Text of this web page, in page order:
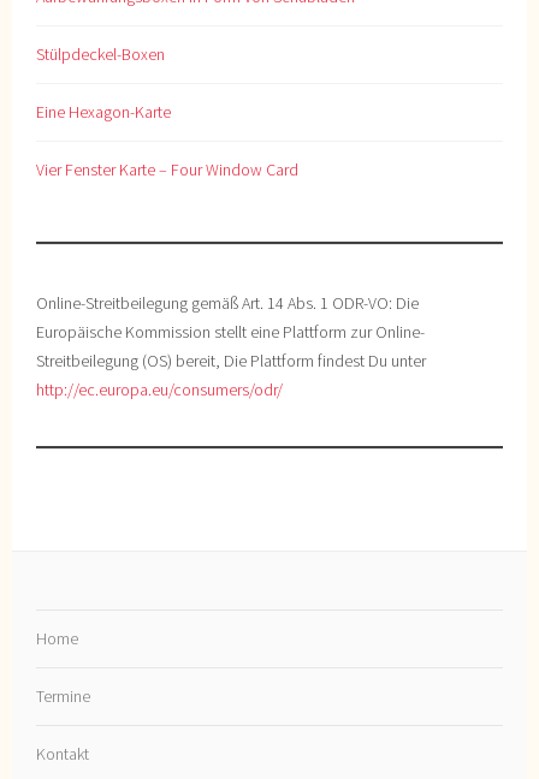
Stülpdeckel-Boxen
Eine Hexagon-Karte
Vier Fenster Karte – Four Window Card
Online-Streitbeilegung gemäß Art. 14 Abs. 1 ODR-VO: Die
Europäische Kommission stellt eine Plattform zur Online-
Streitbeilegung (OS) bereit, Die Plattform findest Du unter
http://ec.europa.eu/consumers/odr/
Home
Termine
Kontakt